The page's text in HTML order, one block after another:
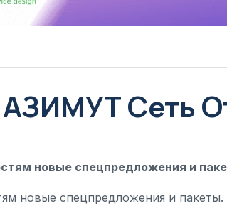
Сеть
новые спецпредложения и
новые спецпредложения и пакеты.